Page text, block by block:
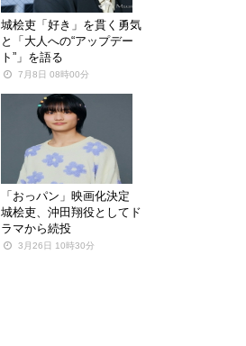
城桧吏「好き」を貫く勇気
と「大人への“アップデー
ト”」を語る
7月8日 08時00分
「おっパン」映画化決定
城桧吏、沖田翔役としてド
ラマから続投
3月26日 10時30分